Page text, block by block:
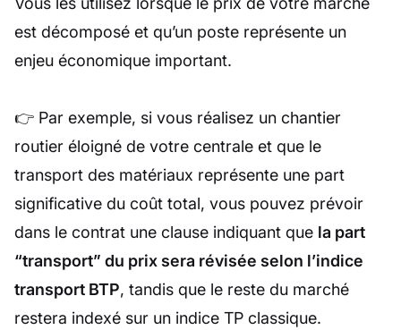
est décomposé et qu’un poste représente un
enjeu économique important.
👉 Par exemple, si vous réalisez un chantier
routier éloigné de votre centrale et que le
transport des matériaux représente une part
significative du coût total, vous pouvez prévoir
dans le contrat une clause indiquant que la part
“transport” du prix sera révisée selon l’indice
transport BTP, tandis que le reste du marché
restera indexé sur un indice TP classique.